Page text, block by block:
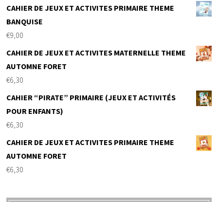
CAHIER DE JEUX ET ACTIVITES PRIMAIRE THEME
BANQUISE
€9,00
CAHIER DE JEUX ET ACTIVITES MATERNELLE THEME
AUTOMNE FORET
€6,30
CAHIER “PIRATE” PRIMAIRE (JEUX ET ACTIVITÉS
POUR ENFANTS)
€6,30
CAHIER DE JEUX ET ACTIVITES PRIMAIRE THEME
AUTOMNE FORET
€6,30